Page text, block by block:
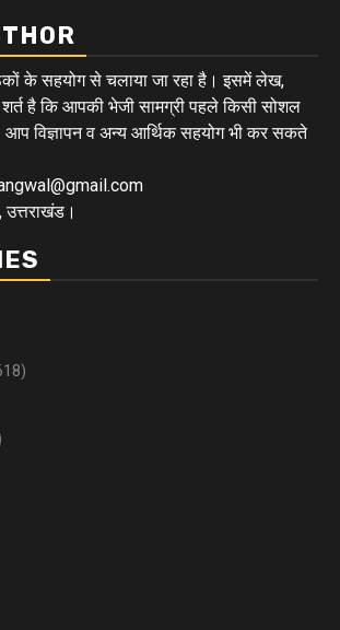
के सहयोग से चलाया जा रहा है। इसमें लेख,
है कि आपकी भेजी सामग्री पहले किसी सोशल
आप विज्ञापन व अन्य आर्थिक सहयोग भी कर सकते
उत्तराखंड।